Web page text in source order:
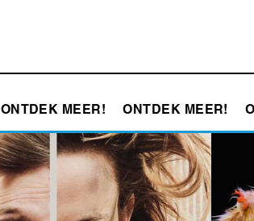
ONTDEK MEER! ONTDEK MEER!